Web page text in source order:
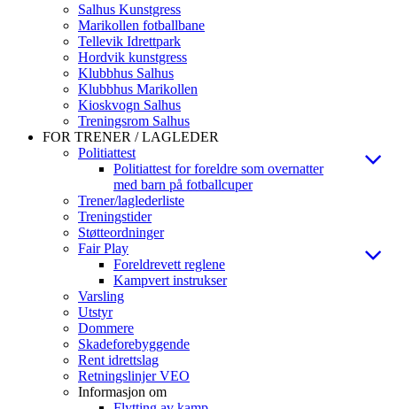
Salhus Kunstgress
Marikollen fotballbane
Tellevik Idrettpark
Hordvik kunstgress
Klubbhus Salhus
Klubbhus Marikollen
Kioskvogn Salhus
Treningsrom Salhus
FOR TRENER / LAGLEDER
Politiattest
Politiattest for foreldre som overnatter
med barn på fotballcuper
Trener/laglederliste
Treningstider
Støtteordninger
Fair Play
Foreldrevett reglene
Kampvert instrukser
Varsling
Utstyr
Dommere
Skadeforebyggende
Rent idrettslag
Retningslinjer VEO
Informasjon om